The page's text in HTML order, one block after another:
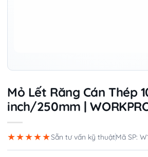
Mỏ Lết Răng Cán Thép
inch/250mm |
★★★★★Sẵn tư vấn kỹ thuậtMã SP: